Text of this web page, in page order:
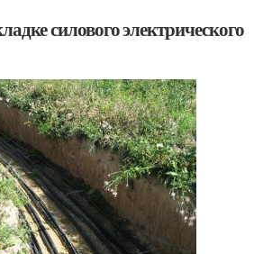
силового электрического